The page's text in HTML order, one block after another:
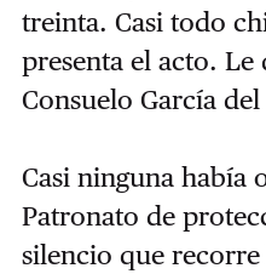
treinta. Casi todo
presenta el acto. Le
Consuelo García del
Casi ninguna había
Patronato de
silencio que